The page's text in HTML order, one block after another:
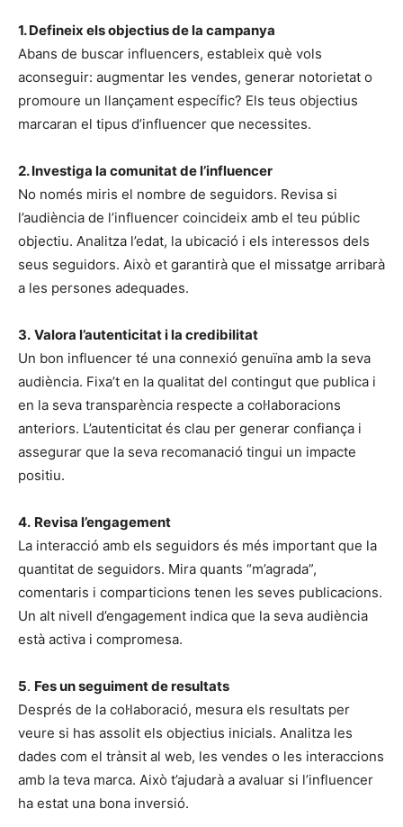
1. Defineix els objectius de la campanya
Abans de buscar influencers, estableix què vols
aconseguir: augmentar les vendes, generar notorietat o
promoure un llançament específic? Els teus objectius
marcaran el tipus d’influencer que necessites.
2. Investiga la comunitat de l’influencer
No només miris el nombre de seguidors. Revisa si
l’audiència de l’influencer coincideix amb el teu públic
objectiu. Analitza l’edat, la ubicació i els interessos dels
seus seguidors. Això et garantirà que el missatge arribarà
a les persones adequades.
3. Valora l’autenticitat i la credibilitat
Un bon influencer té una connexió genuïna amb la seva
audiència. Fixa’t en la qualitat del contingut que publica i
en la seva transparència respecte a col·laboracions
anteriors. L’autenticitat és clau per generar confiança i
assegurar que la seva recomanació tingui un impacte
positiu.
4. Revisa l’engagement
La interacció amb els seguidors és més important que la
quantitat de seguidors. Mira quants “m’agrada”,
comentaris i comparticions tenen les seves publicacions.
Un alt nivell d’engagement indica que la seva audiència
està activa i compromesa.
5. Fes un seguiment de resultats
Després de la col·laboració, mesura els resultats per
veure si has assolit els objectius inicials. Analitza les
dades com el trànsit al web, les vendes o les interaccions
amb la teva marca. Això t’ajudarà a avaluar si l’influencer
ha estat una bona inversió.